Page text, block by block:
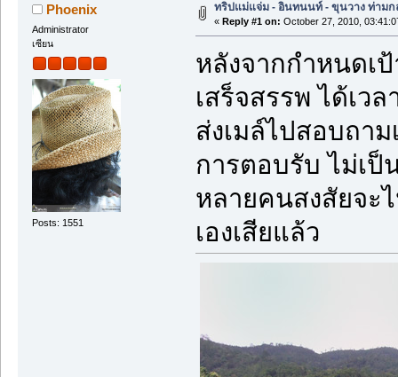
Phoenix
Administrator
เซียน
Posts: 1551
ทริปแม่แจ่ม - อินทนนท์ - ขุนวาง ท่ามก
« Reply #1 on: October 27, 2010,
หลังจากกำหนดเ
เสร็จสรรพ ได้เว
ส่งเมล์ไปสอบถา
การตอบรับ ไม่เป็
หลายคนสงสัยจะ
เองเสียแล้ว